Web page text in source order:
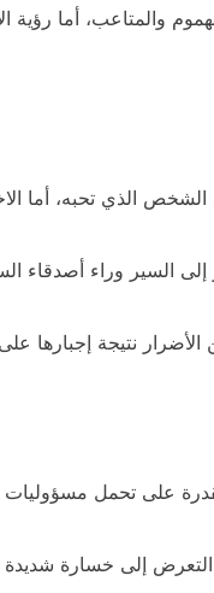
والمتاعب، أما
الذي تحبه، أما
السير وراء أصدقاء
نتيجة إجبارها
على تحمل مسؤوليات
التعرض إلى خسارة